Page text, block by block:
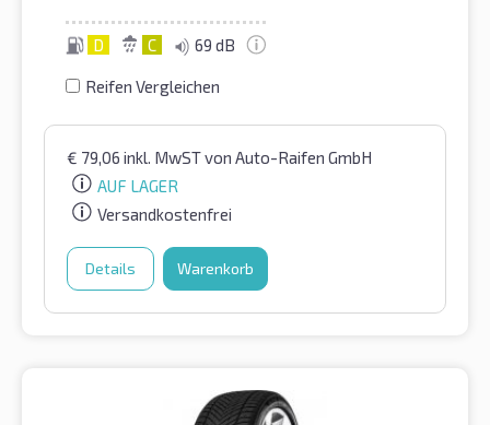
D C 69 dB
Reifen Vergleichen
€ 79,06 inkl. MwSTvon Auto-Raifen GmbH
AUF LAGER
Versandkostenfrei
Details Warenkorb